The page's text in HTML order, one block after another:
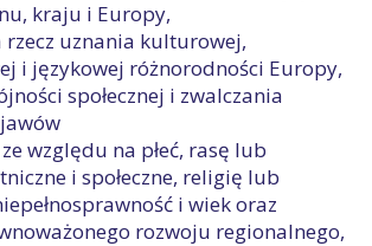
kraju i Europy,
rzecz uznania kulturowej,
i językowej różnorodności Europy,
społecznej i zwalczania
względu na płeć, rasę lub
i społeczne, religię lub
i wiek oraz
rozwoju regionalnego,